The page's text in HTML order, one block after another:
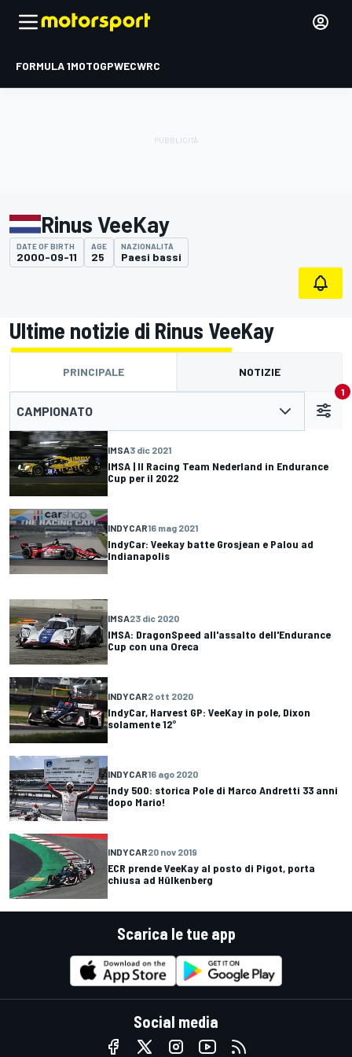
FORMULA 1MOTOGPWECWRC
Rinus VeeKay
DATE OF BIRTH
2000-09-11
AGE
25
NAZIONALITÀ
Paesi bassi
Ultime notizie di Rinus VeeKay
PRINCIPALE NOTIZIE
CAMPIONATO
1
IMSA3 dic 2021
IMSA | Il Racing Team Nederland in Endurance
Cup per il 2022
INDYCAR16 mag 2021
IndyCar: Veekay batte Grosjean e Palou ad
Indianapolis
IMSA23 dic 2020
IMSA: DragonSpeed all'assalto dell'Endurance
Cup con una Oreca
INDYCAR2 ott 2020
IndyCar, Harvest GP: VeeKay in pole, Dixon
solamente 12°
INDYCAR16 ago 2020
Indy 500: storica Pole di Marco Andretti 33 anni
dopo Mario!
INDYCAR20 nov 2019
ECR prende VeeKay al posto di Pigot, porta
chiusa ad Hülkenberg
Scarica le tue app
Social media